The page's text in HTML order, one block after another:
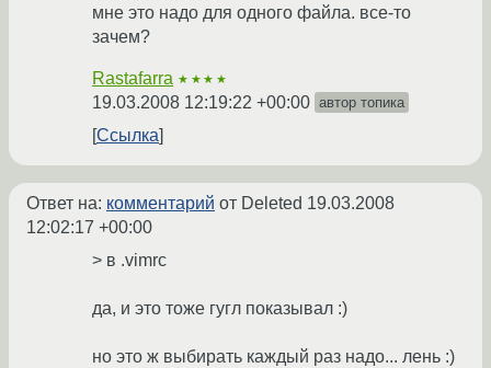
мне это надо для одного файла. все-то
зачем?
Rastafarra ★★★★
19.03.2008 12:19:22 +00:00 автор топика
Ссылка
Ответ на: комментарий от Deleted 19.03.2008
12:02:17 +00:00
> в .vimrc
да, и это тоже гугл показывал :)
но это ж выбирать каждый раз надо... лень :)